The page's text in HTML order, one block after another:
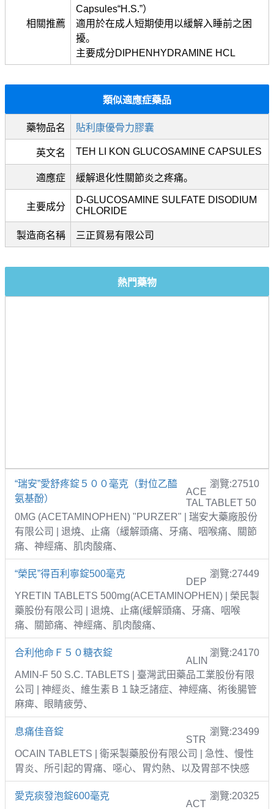
相關推薦
Capsules“H.S.”）
適用於在成人短期使用以緩解入睡前之困
擾。
主要成分DIPHENHYDRAMINE HCL
類似適應症藥品
藥物品名 貼利康優骨力膠囊
英文名 TEH LI KON GLUCOSAMINE CAPSULES
適應症 緩解退化性關節炎之疼痛。
主要成分
D-GLUCOSAMINE SULFATE DISODIUM
CHLORIDE
製造商名稱 三正貿易有限公司
熱門藥物
“瑞安”愛舒疼錠５００毫克（對位乙醯
氨基酚）
瀏覽:27510
ACE
TAL TABLET 50
0MG (ACETAMINOPHEN) "PURZER" | 瑞安大藥廠股份
有限公司 | 退燒、止痛（緩解頭痛、牙痛、咽喉痛、關節
痛、神經痛、肌肉酸痛、
“榮民”得百利寧錠500毫克 瀏覽:27449
DEP
YRETIN TABLETS 500mg(ACETAMINOPHEN) | 榮民製
藥股份有限公司 | 退燒、止痛(緩解頭痛、牙痛、咽喉
痛、關節痛、神經痛、肌肉酸痛、
合利他命Ｆ５０糖衣錠 瀏覽:24170
ALIN
AMIN-F 50 S.C. TABLETS | 臺灣武田藥品工業股份有限
公司 | 神經炎、維生素Ｂ１缺乏諸症、神經痛、術後腸管
麻痺、眼睛疲勞、
息痛佳音錠 瀏覽:23499
STR
OCAIN TABLETS | 衛采製藥股份有限公司 | 急性、慢性
胃炎、所引起的胃痛、噁心、胃灼熱、以及胃部不快感
愛克痰發泡錠600毫克 瀏覽:20325
ACT